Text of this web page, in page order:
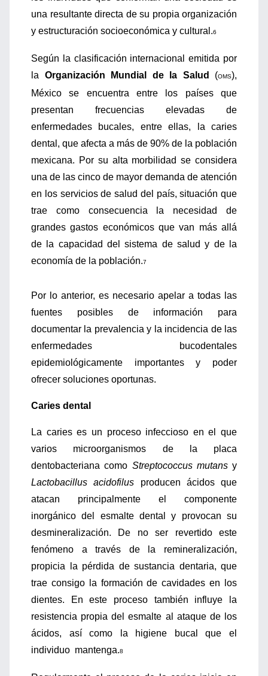
una resultante directa de su propia organización
y estructuración socioeconómica y cultural.6
Según la clasificación internacional emitida por
la Organización Mundial de la Salud (OMS),
México se encuentra entre los países que
presentan frecuencias elevadas de
enfermedades bucales, entre ellas, la caries
dental, que afecta a más de 90% de la población
mexicana. Por su alta morbilidad se considera
una de las cinco de mayor demanda de atención
en los servicios de salud del país, situación que
trae como consecuencia la necesidad de
grandes gastos económicos que van más allá
de la capacidad del sistema de salud y de la
economía de la población.7
Por lo anterior, es necesario apelar a todas las
fuentes posibles de información para
documentar la prevalencia y la incidencia de las
enfermedades bucodentales
epidemiológicamente importantes y poder
ofrecer soluciones oportunas.
Caries dental
La caries es un proceso infeccioso en el que
varios microorganismos de la placa
dentobacteriana como Streptococcus mutansy
Lactobacillus acidofilus producen ácidos que
atacan principalmente el componente
inorgánico del esmalte dental y provocan su
desmineralización. De no ser revertido este
fenómeno a través de la remineralización,
propicia la pérdida de sustancia dentaria, que
trae consigo la formación de cavidades en los
dientes. En este proceso también influye la
resistencia propia del esmalte al ataque de los
ácidos, así como la higiene bucal que el
individuo mantenga.8